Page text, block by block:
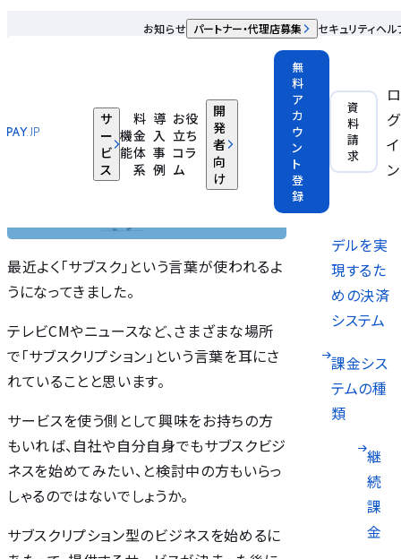
サ
ー
ビ
ス
機
能
料
金
体
系
導
入
事
例
お役
立ち
コラ
ム
開
発
者
向
け
お知らせ パートナー・代理店募集 セキュリティヘル
無
料
ア
カ
ウ
ン
ト
登
録
資
料
請
求
ロ
グ
イ
ン
サブスク
リプショ
デルを実
現するた
めの決済
システム
課金シス
テムの種
類
継
続
課
金
最近よく「サブスク」という言葉が使われるよ
うになってきました。
テレビCMやニュースなど、さまざまな場所
で「サブスクリプション」という言葉を耳にさ
れていることと思います。
サービスを使う側として興味をお持ちの方
もいれば、自社や自分自身でもサブスクビジ
ネスを始めてみたい、と検討中の方もいらっ
しゃるのではないでしょうか。
サブスクリプション型のビジネスを始めるに